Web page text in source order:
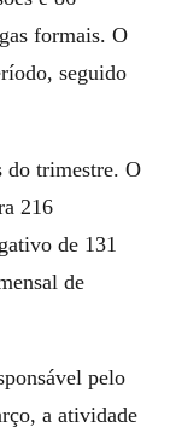
formais. O
seguido
do trimestre. O
216
de 131
de
pelo
a atividade